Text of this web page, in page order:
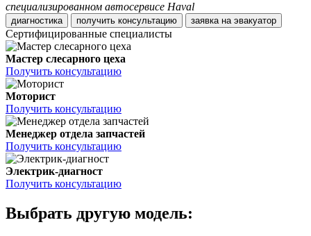
специализированном автосервисе Haval
диагностика получить консультацию заявка на эвакуатор
Сертифицированные специалисты
Мастер слесарного цеха
Получить консультацию
Моторист
Получить консультацию
Менеджер отдела запчастей
Получить консультацию
Электрик-диагност
Получить консультацию
Выбрать другую модель: